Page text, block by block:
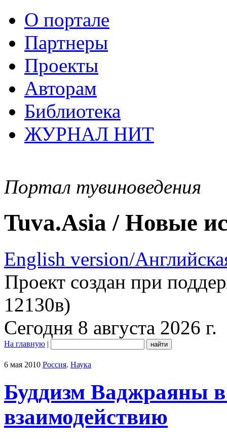
О портале
Партнеры
Проекты
Авторам
Библиотека
ЖУРНАЛ НИТ
Портал тувиноведения
Tuva.Asia / Новые
English version/
Проект создан при
12130в)
Сегодня 8 августа 2026 г.
На главную |
6 мая 2010 Россия. Наука
Буддизм Ваджраяны
взаимодействию